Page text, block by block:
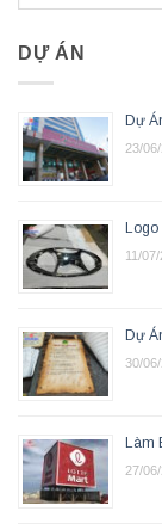
DỰ ÁN
Dự
23/
Logo
11/
Dự
30/
Làm
27/